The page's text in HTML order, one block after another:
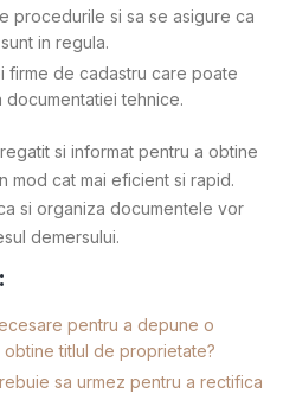
procedurile si sa se asigure ca
in regula.
firme de cadastru care poate
tehnice.
si informat pentru a obtine
mod cat mai eficient si rapid.
si organiza documentele vor
demersului.
pentru a depune o
obtine titlul de proprietate?
sa urmez pentru a rectifica